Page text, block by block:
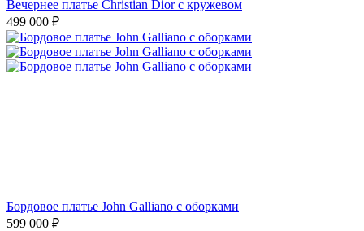
Вечернее платье Christian Dior с кружевом
499 000 ₽
Бордовое платье John Galliano с оборками
599 000 ₽